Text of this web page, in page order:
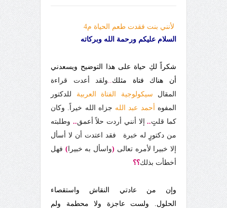
لأنني بنت فقدت طعم الحياة م4
السلام عليكم ورحمة الله وبركاته
شكراً لكِ حياة على هذا التوضيح ويسعدني
أن هناك فتاة مثلك
ولقد أعدت قراءة
المقال سيكولوجية الفتاة العربية للدكتور
المفوه
أحمد عبد الله جزاه الله خيراً. وكان
كما قلتٍ.. إلا أنني أردت حلاً أعمق.. وطلبته
من دكتورٍ له خبرة
فقد اعتدت أن لا أسأل
إلا خبيرا لأمره تعالى (واسأل به خبيرا) فهل
أخطأت بذلك؟؟
وإن من عادتي النقاش واستقصاء
الحلول. ولست عاجزة ولا محطمة ولم